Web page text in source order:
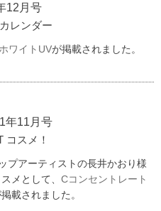
12月号
レンダー
ワイトUVが掲載されました。
11月号
コスメ！
プアーティストの長井かおり様
メとして、 Cコンセントレート
載されました。